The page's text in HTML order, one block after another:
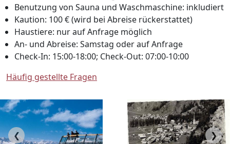
Benutzung von Sauna und Waschmaschine: inkludiert
Kaution: 100 € (wird bei Abreise rückerstattet)
Haustiere: nur auf Anfrage möglich
An- und Abreise: Samstag oder auf Anfrage
Check-In: 15:00-18:00; Check-Out: 07:00-10:00
Häufig gestellte Fragen
❮ ❯